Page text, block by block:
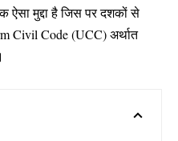
ऐसा मुद्दा है जिस पर दशकों से
Civil Code (UCC) अर्थात